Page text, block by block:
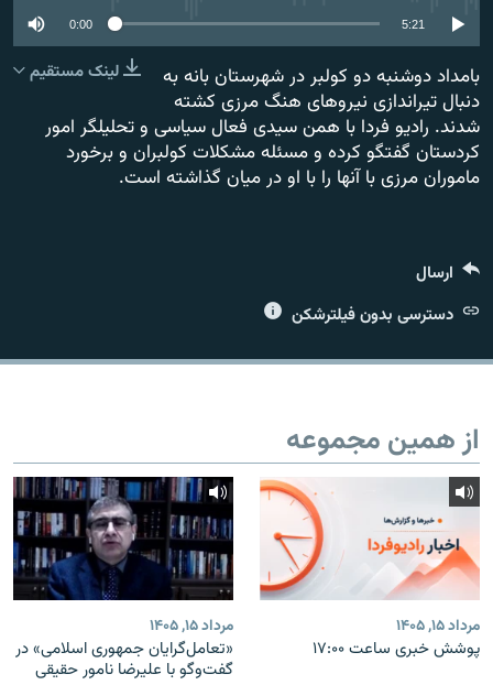
زبان‌های دیگر
0:00 5:21
لینک مستقیم
بامداد دوشنبه دو کولبر در شهرستان بانه به
دنبال تیراندازی نیروهای هنگ مرزی کشته
شدند. رادیو فردا با همن سیدی فعال سیاسی و تحلیلگر امور
کردستان گفتگو کرده و مسئله مشکلات کولبران و برخورد
ماموران مرزی با آنها را با او در میان گذاشته است.
ارسال
دسترسی بدون فیلترشکن
از همین مجموعه
مرداد ۱۵, ۱۴۰۵
پوشش خبری ساعت ۱۷:۰۰
مرداد ۱۵, ۱۴۰۵
«تعامل‌گرایان جمهوری اسلامی» در
گفت‌وگو با علیرضا نامور حقیقی